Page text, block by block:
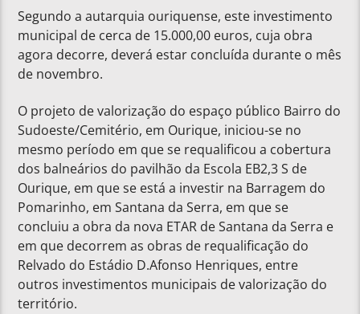
Segundo a autarquia ouriquense, este investimento
municipal de cerca de 15.000,00 euros, cuja obra
agora decorre, deverá estar concluída durante o mês
de novembro.
O projeto de valorização do espaço público Bairro do
Sudoeste/Cemitério, em Ourique, iniciou-se no
mesmo período em que se requalificou a cobertura
dos balneários do pavilhão da Escola EB2,3 S de
Ourique, em que se está a investir na Barragem do
Pomarinho, em Santana da Serra, em que se
concluiu a obra da nova ETAR de Santana da Serra e
em que decorrem as obras de requalificação do
Relvado do Estádio D.Afonso Henriques, entre
outros investimentos municipais de valorização do
território.